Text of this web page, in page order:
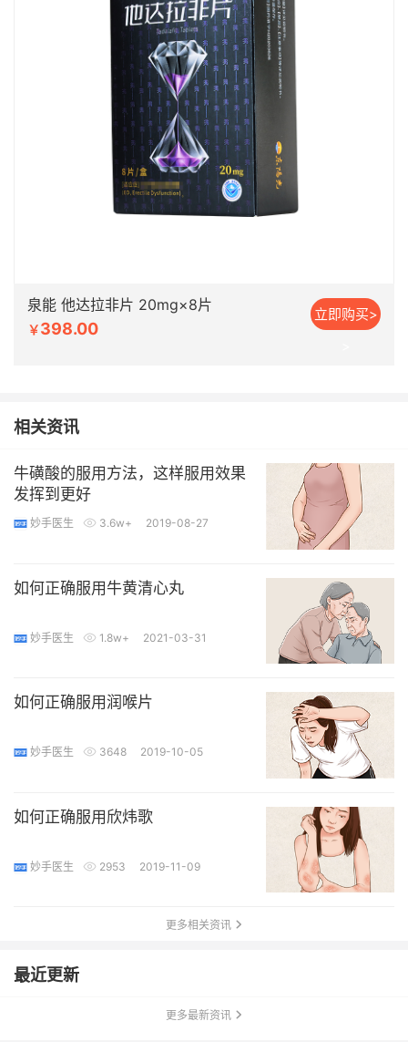
泉能 他达拉非片 20mg×8片
￥398.00
立即购买>
相关资讯
牛磺酸的服用方法，这样服用效果
发挥到更好
妙手医生 3.6w+ 2019-08-27
如何正确服用牛黄清心丸
妙手医生 1.8w+ 2021-03-31
如何正确服用润喉片
妙手医生 3648 2019-10-05
如何正确服用欣炜歌
妙手医生 2953 2019-11-09
更多相关资讯
最近更新
更多最新资讯